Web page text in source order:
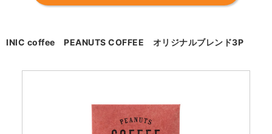
INIC coffee PEANUTS COFFEE オリジナルブレンド3P